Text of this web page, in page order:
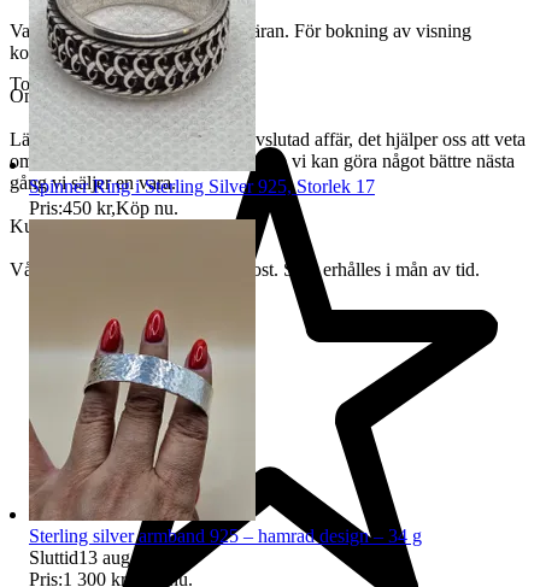
Varorna finns att titta på vid begäran. För bokning av visning
kontakta oss.
Omdöme på säljaren
Lämna gärna ett omdöme efter avslutad affär, det hjälper oss att veta
om du var nöjd med affären eller om vi kan göra något bättre nästa
gång vi säljer en vara.
Kundservice
Vår kundservice bedrivs via e-post. Svar erhålles i mån av tid.
Toppsäljare
Spinner Ring i Sterling Silver 925, Storlek 17
Pris:450 kr,Köp nu.
Sterling silver armband 925 – hamrad design – 34 g
Sluttid13 aug 00:05
Pris:1 300 kr, Köp nu.